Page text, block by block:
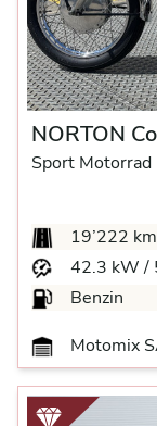
NORTON
Sport Motorrad
19’222 km
42.3 kW /
Benzin
Motomix